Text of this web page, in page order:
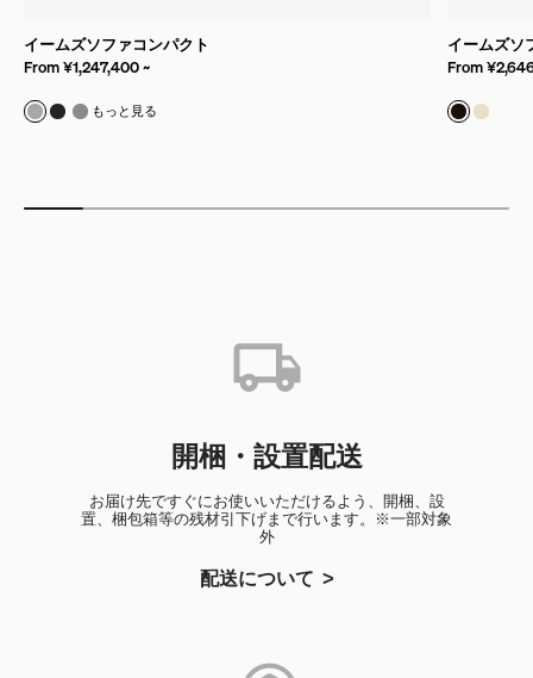
イームズソファコンパクト
From ¥1,247,400 ~
モード & インタリオ
モード & タラス
モード & シカモア
もっと見る
イームズソ
From
皮革/ブ
皮革/
開梱・設置配送
お届け先ですぐにお使いいただけるよう、開梱、設
置、梱包箱等の残材引下げまで行います。※一部対象
外
配送について